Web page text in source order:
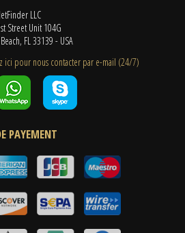
LLC
Street Unit 104G
FL 33139 - USA
ici pour nous contacter par e-mail (24/7)
PAYEMENT